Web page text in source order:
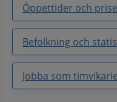
Öppettider och
Befolkning och
Jobba som timvikarie